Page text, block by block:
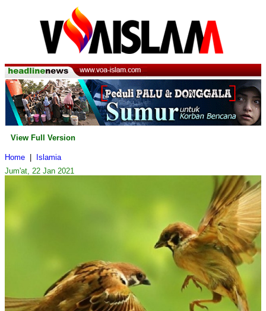
View Full Version
Home
Islamia
Jum'at, 22 Jan 2021